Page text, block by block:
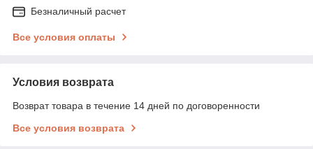
Безналичный расчет
Все условия оплаты
Условия возврата
Возврат товара в течение 14 дней по договоренности
Все условия возврата